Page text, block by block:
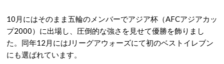
10月にはそのまま五輪のメンバーでアジア杯（AFCアジアカッ
プ2000）に出場し、圧倒的な強さを見せて優勝を飾りまし
た。同年12月にはJリーグアウォーズにて初のベストイレブン
にも選ばれています。